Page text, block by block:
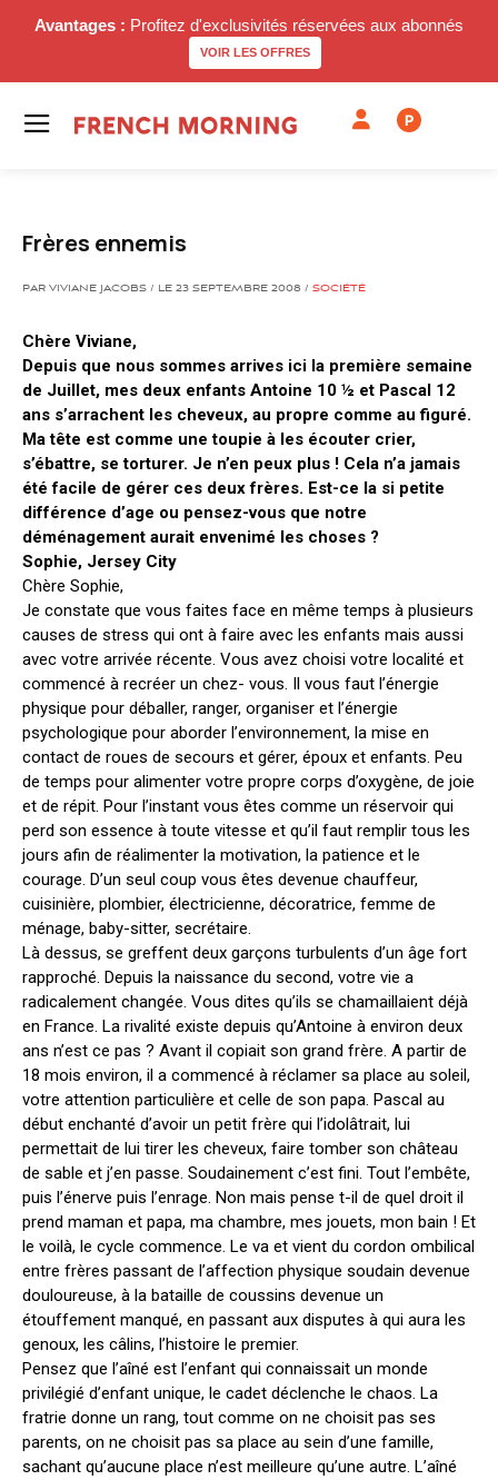
Avantages : Profitez d'exclusivités réservées aux abonnés
VOIR LES OFFRES
P
Frères ennemis
PAR VIVIANE JACOBS / LE 23 SEPTEMBRE 2008 / SOCIÉTÉ
Chère Viviane,
Depuis que nous sommes arrives ici la première semaine
de Juillet, mes deux enfants Antoine 10 ½ et Pascal 12
ans s’arrachent les cheveux, au propre comme au figuré.
Ma tête est comme une toupie à les écouter crier,
s’ébattre, se torturer. Je n’en peux plus ! Cela n’a jamais
été facile de gérer ces deux frères. Est-ce la si petite
différence d’age ou pensez-vous que notre
déménagement aurait envenimé les choses ?
Sophie, Jersey City
Chère Sophie,
Je constate que vous faites face en même temps à plusieurs
causes de stress qui ont à faire avec les enfants mais aussi
avec votre arrivée récente. Vous avez choisi votre localité et
commencé à recréer un chez- vous. Il vous faut l’énergie
physique pour déballer, ranger, organiser et l’énergie
psychologique pour aborder l’environnement, la mise en
contact de roues de secours et gérer, époux et enfants. Peu
de temps pour alimenter votre propre corps d’oxygène, de joie
et de répit. Pour l’instant vous êtes comme un réservoir qui
perd son essence à toute vitesse et qu’il faut remplir tous les
jours afin de réalimenter la motivation, la patience et le
courage. D’un seul coup vous êtes devenue chauffeur,
cuisinière, plombier, électricienne, décoratrice, femme de
ménage, baby-sitter, secrétaire.
Là dessus, se greffent deux garçons turbulents d’un âge fort
rapproché. Depuis la naissance du second, votre vie a
radicalement changée. Vous dites qu’ils se chamaillaient déjà
en France. La rivalité existe depuis qu’Antoine à environ deux
ans n’est ce pas ? Avant il copiait son grand frère. A partir de
18 mois environ, il a commencé à réclamer sa place au soleil,
votre attention particulière et celle de son papa. Pascal au
début enchanté d’avoir un petit frère qui l’idolâtrait, lui
permettait de lui tirer les cheveux, faire tomber son château
de sable et j’en passe. Soudainement c’est fini. Tout l’embête,
puis l’énerve puis l’enrage. Non mais pense t-il de quel droit il
prend maman et papa, ma chambre, mes jouets, mon bain ! Et
le voilà, le cycle commence. Le va et vient du cordon ombilical
entre frères passant de l’affection physique soudain devenue
douloureuse, à la bataille de coussins devenue un
étouffement manqué, en passant aux disputes à qui aura les
genoux, les câlins, l’histoire le premier.
Pensez que l’aîné est l’enfant qui connaissait un monde
privilégié d’enfant unique, le cadet déclenche le chaos. La
fratrie donne un rang, tout comme on ne choisit pas ses
parents, on ne choisit pas sa place au sein d’une famille,
sachant qu’aucune place n’est meilleure qu’une autre. L’aîné